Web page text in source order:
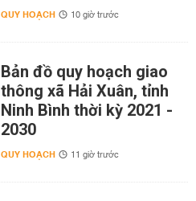
QUY HOẠCH 10 giờ trước
Bản đồ quy hoạch giao
thông xã Hải Xuân, tỉnh
Ninh Bình thời kỳ 2021 -
2030
QUY HOẠCH 11 giờ trước